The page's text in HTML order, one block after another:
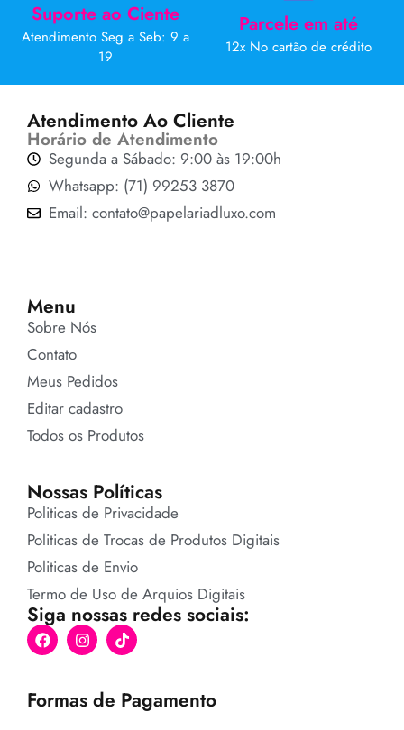
Suporte ao Ciente
Atendimento Seg a Seb: 9 a
19
Parcele em até
12x No cartão de crédito
Atendimento Ao Cliente
Horário de Atendimento
Segunda a Sábado: 9:00 às 19:00h
Whatsapp: (71) 99253 3870
Email: contato@papelariadluxo.com
Menu
Sobre Nós
Contato
Meus Pedidos
Editar cadastro
Todos os Produtos
Nossas Políticas
Politicas de Privacidade
Politicas de Trocas de Produtos Digitais
Politicas de Envio
Termo de Uso de Arquios Digitais
Siga nossas redes sociais:
Formas de Pagamento